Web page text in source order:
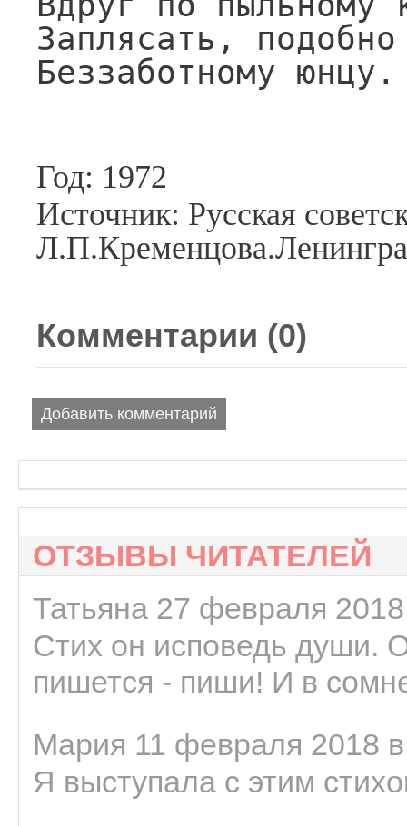
Заплясать,
Беззаботному юнцу.
Год: 1972
Источник: Русская
Комментарии (0)
Добавить комментарий
ОТЗЫВЫ ЧИТАТЕЛЕЙ
Татьяна 27 февраля
Стих он исповедь души.
пишется - пиши! И в
Мария 11 февраля 2018
Я выступала с этим